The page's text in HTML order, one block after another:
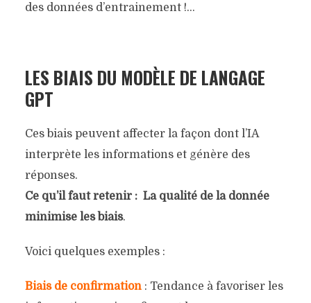
des données d’entrainement !…
LES BIAIS DU MODÈLE DE LANGAGE
GPT
Ces biais peuvent affecter la façon dont l’IA
interprète les informations et génère des
réponses.
Ce qu’il faut retenir : La qualité de la donnée
minimise les biais.
Voici quelques exemples :
Biais de confirmation: Tendance à favoriser les